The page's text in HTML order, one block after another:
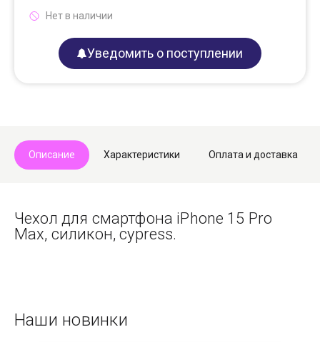
Нет в наличии
Уведомить о поступлении
Описание Характеристики Оплата и доставка
Чехол для смартфона iPhone 15 Pro
Max, силикон, cypress.
Наши новинки